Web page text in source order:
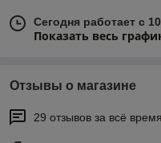
Сегодня работает с
Показать весь
Отзывы о магазине
29 отзывов за всё время